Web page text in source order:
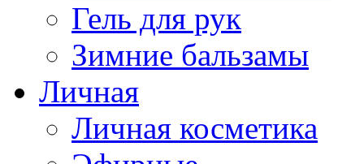
Гель для рук
Зимние бальзамы
Личная
Личная косметика